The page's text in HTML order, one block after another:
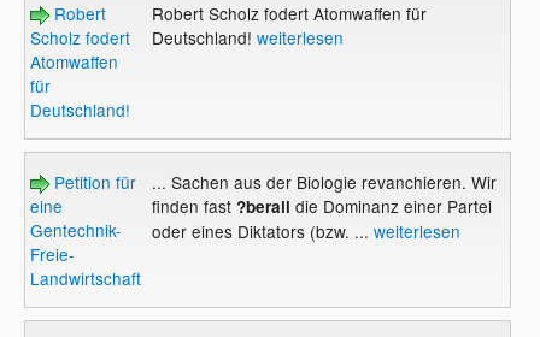
Robert
Scholz fodert
Atomwaffen
für
Deutschland!
Robert Scholz fodert Atomwaffen für
Deutschland! weiterlesen
Petition für
eine
Gentechnik-
Freie-
Landwirtschaft!
... Sachen aus der Biologie revanchieren. Wir
finden fast ?berall die Dominanz einer Partei
oder eines Diktators (bzw. ... weiterlesen